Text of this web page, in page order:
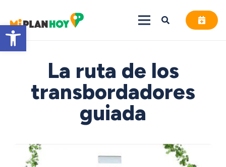
Abrir barra de herramientas
La ruta de los
transbordadores
guiada